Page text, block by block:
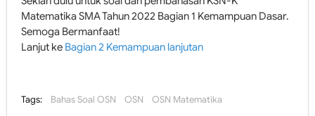
Matematika SMA Tahun 2022 Bagian 1 Kemampuan Dasar.
Semoga Bermanfaat!
Lanjut ke Bagian 2 Kemampuan lanjutan
Tags: Bahas Soal OSN OSN OSN Matematika